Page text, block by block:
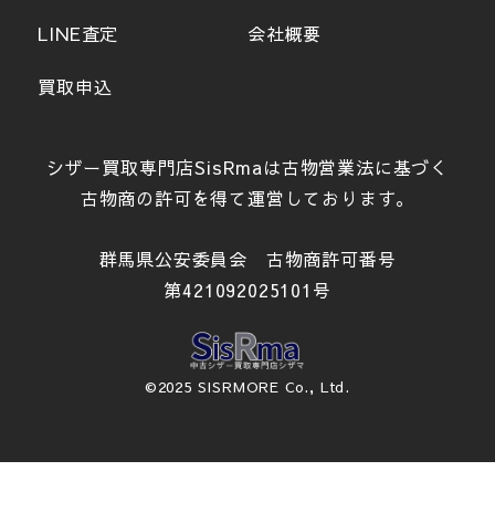
LINE査定
買取申込
会社概要
シザー買取専門店SisRmaは古物営業法に基づく
古物商の許可を得て運営しております。
群馬県公安委員会 古物商許可番号
第421092025101号
©2025 SISRMORE Co., Ltd.